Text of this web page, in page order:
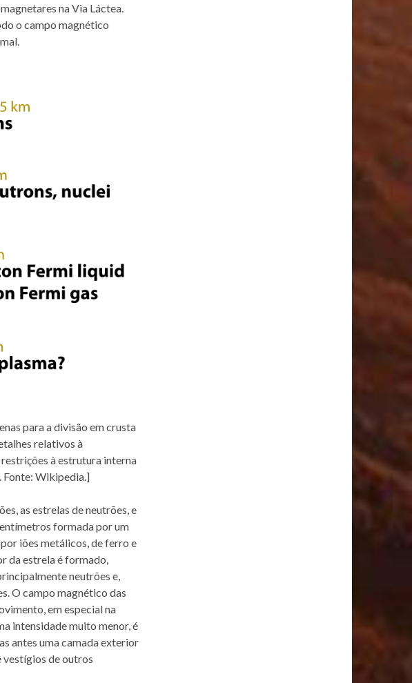
na Via Láctea.
o campo magnético
para a divisão em crusta
relativos à
à estrutura interna
Fonte: Wikipedia.]
as estrelas de neutrões, e
formada por um
iões metálicos, de ferro e
da estrela é formado,
neutrões e,
O campo magnético das
em especial na
intensidade muito menor, é
antes uma camada exterior
vestígios de outros